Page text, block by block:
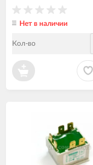
Нет в наличии
Кол-во